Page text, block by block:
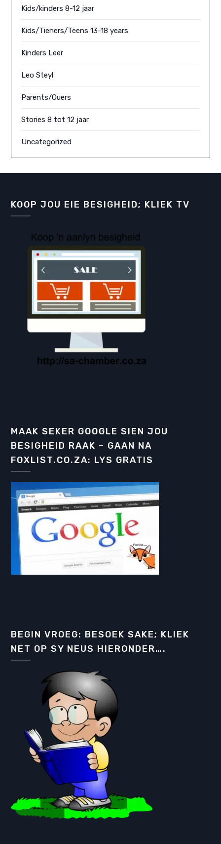
Kids/kinders 8-12 jaar
Kids/Tieners/Teens 13-18 years
Kinders Leer
Leo Steyl
Parents/Ouers
Stories 8 tot 12 jaar
Uncategorized
KOOP JOU EIE BESIGHEID; KLIEK TV
MAAK SEKER GOOGLE SIEN JOU
BESIGHEID RAAK – GAAN NA
FOXLIST.CO.ZA: LYS GRATIS
BEGIN VROEG: BESOEK SAKE; KLIEK
NET OP SY NEUS HIERONDER….